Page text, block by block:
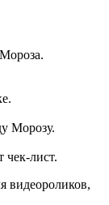
Морозу.
чек-лист.
видеороликов,